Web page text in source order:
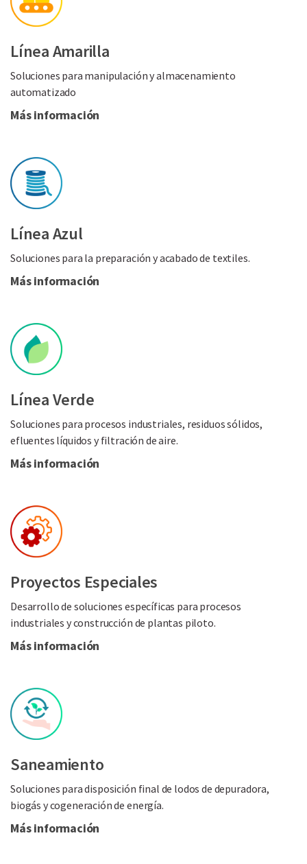
Línea Amarilla
Soluciones para manipulación y almacenamiento
automatizado
Más información
Línea Azul
Soluciones para la preparación y acabado de textiles.
Más información
Línea Verde
Soluciones para procesos industriales, residuos sólidos,
efluentes líquidos y filtración de aire.
Más información
Proyectos Especiales
Desarrollo de soluciones específicas para procesos
industriales y construcción de plantas piloto.
Más información
Saneamiento
Soluciones para disposición final de lodos de depuradora,
biogás y cogeneración de energía.
Más información